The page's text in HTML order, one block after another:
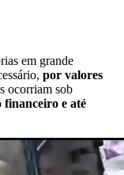
em grande
por valores
ocorriam sob
financeiro e até